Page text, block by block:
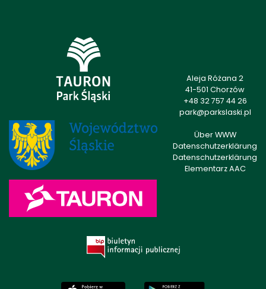
Aleja Różana 2
41-501 Chorzów
+48 32 757 44 26
park@parkslaski.pl
Über WWW
Datenschutzerklärung
Datenschutzerklärung
Elementarz AAC